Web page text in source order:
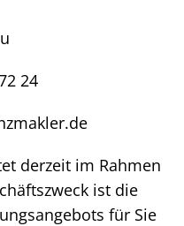
24
derzeit im Rahmen
ist die
für Sie